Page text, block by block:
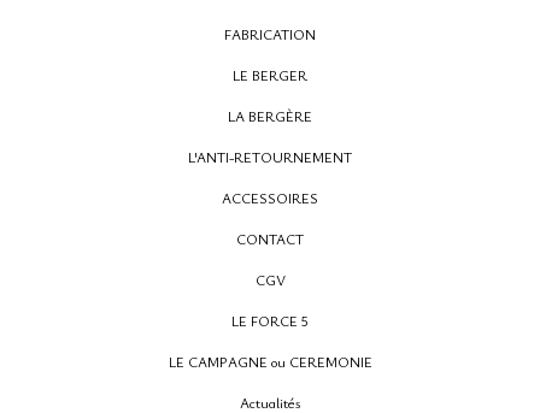
FABRICATION
LE BERGER
LA BERGÈRE
L'ANTI-RETOURNEMENT
ACCESSOIRES
CONTACT
CGV
LE FORCE 5
LE CAMPAGNE ou CEREMONIE
Actualités